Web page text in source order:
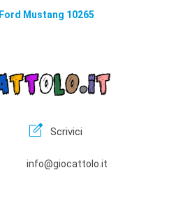
Ford Mustang 10265
edit_square Scrivici
info@giocattolo.it